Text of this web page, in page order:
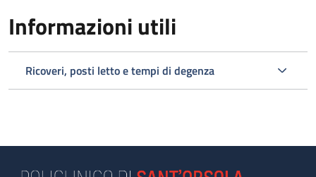
Informazioni utili
Ricoveri, posti letto e tempi di degenza